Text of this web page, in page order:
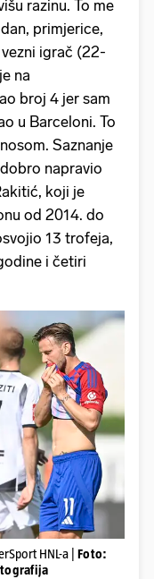
razinu. To me
primjerice,
igrač (22-
na
broj 4 jer sam
u Barceloni. To
Saznanje
napravio
koji je
od 2014. do
13 trofeja,
i četiri
HNL-a | Foto: